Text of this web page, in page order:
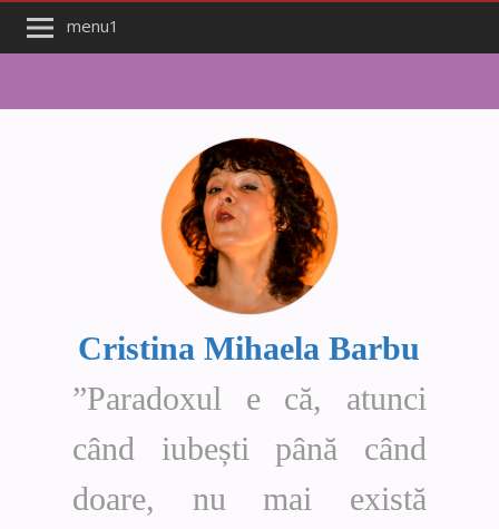
menu1
Cristina Mihaela Barbu
”Paradoxul e că, atunci
când iubești până când
doare, nu mai există